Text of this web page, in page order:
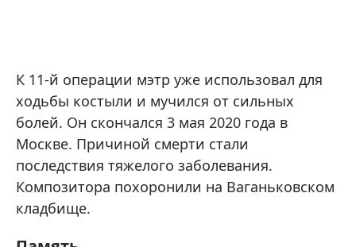
К 11-й операции мэтр уже использовал для
ходьбы костыли и мучился от сильных
болей. Он скончался 3 мая 2020 года в
Москве. Причиной смерти стали
последствия тяжелого заболевания.
Композитора похоронили на Ваганьковском
кладбище.